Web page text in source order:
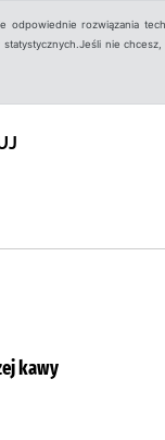
rozwiązania
nie chcesz,
kawy